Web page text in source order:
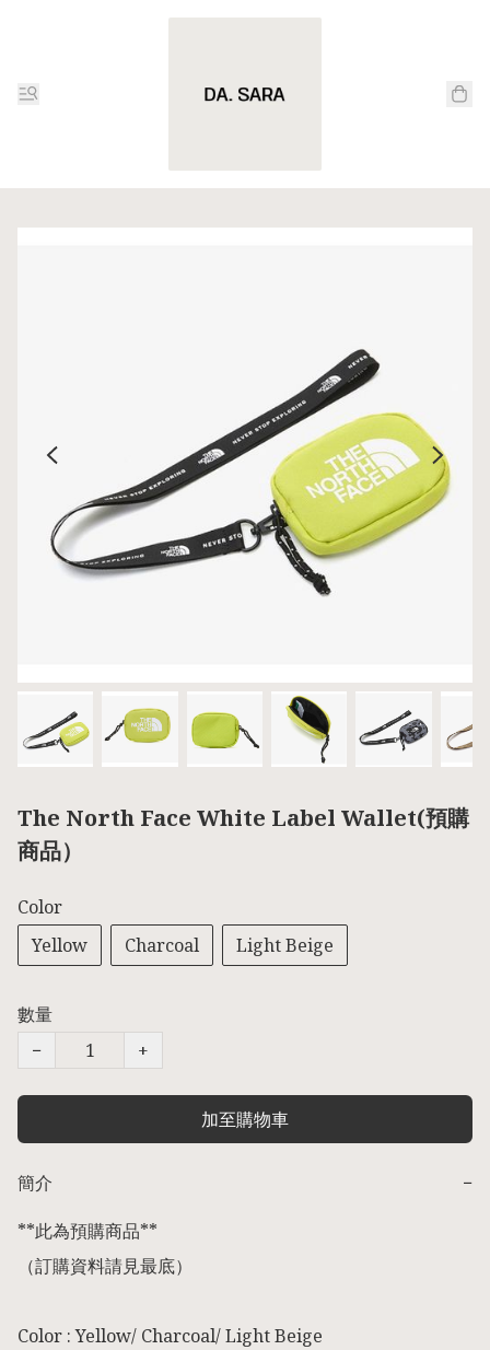
The North Face White Label Wallet(預購
商品）
Color
Yellow
Charcoal Light Beige
數量
−
+
加至購物車
簡介
−
**此為預購商品**
（訂購資料請見最底）
Color : Yellow/ Charcoal/ Light Beige